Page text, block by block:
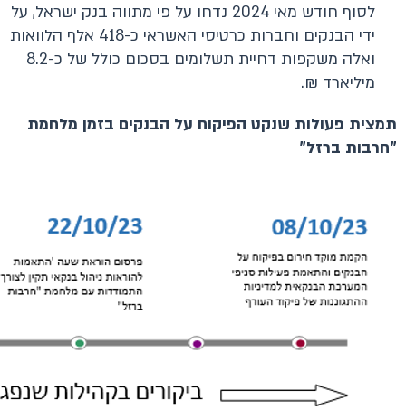
לסוף חודש מאי 2024 נדחו על פי מתווה בנק ישראל, על
ידי הבנקים וחברות כרטיסי האשראי כ-418 אלף הלוואות
ואלה משקפות דחיית תשלומים בסכום כולל של כ-8.2
מיליארד ₪.
תמצית פעולות שנקט הפיקוח על הבנקים בזמן מלחמת
"חרבות ברזל"